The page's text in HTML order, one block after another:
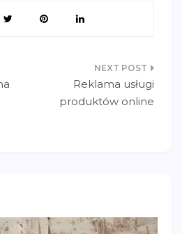
Reklama usługi
produktów online